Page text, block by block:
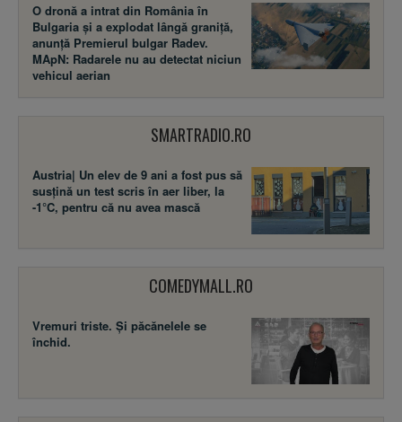
O dronă a intrat din România în
Bulgaria și a explodat lângă graniță,
anunță Premierul bulgar Radev.
MApN: Radarele nu au detectat niciun
vehicul aerian
SMARTRADIO.RO
Austria| Un elev de 9 ani a fost pus să
susţină un test scris în aer liber, la
-1°C, pentru că nu avea mască
COMEDYMALL.RO
Vremuri triste. Şi păcănelele se
închid.